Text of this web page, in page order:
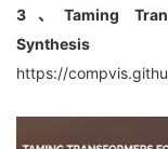
3、Taming
Synthesis
https://